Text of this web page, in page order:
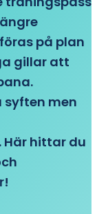
på plan
gillar att
syften men
hittar du